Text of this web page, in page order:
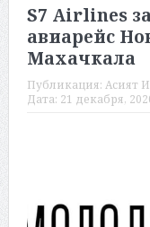
S7 Airlines
авиарейс
Махачкала
Публикация: Асият
Дата: 21 декабря,